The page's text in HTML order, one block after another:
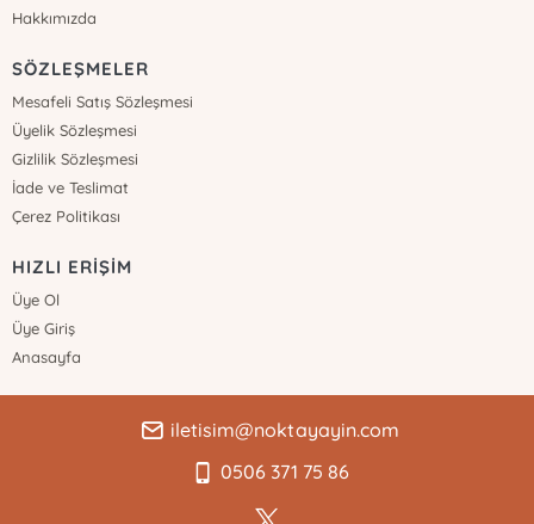
Hakkımızda
SÖZLEŞMELER
Mesafeli Satış Sözleşmesi
Üyelik Sözleşmesi
Gizlilik Sözleşmesi
İade ve Teslimat
Çerez Politikası
HIZLI ERİŞİM
Üye Ol
Üye Giriş
Anasayfa
iletisim@noktayayin.com
0506 371 75 86